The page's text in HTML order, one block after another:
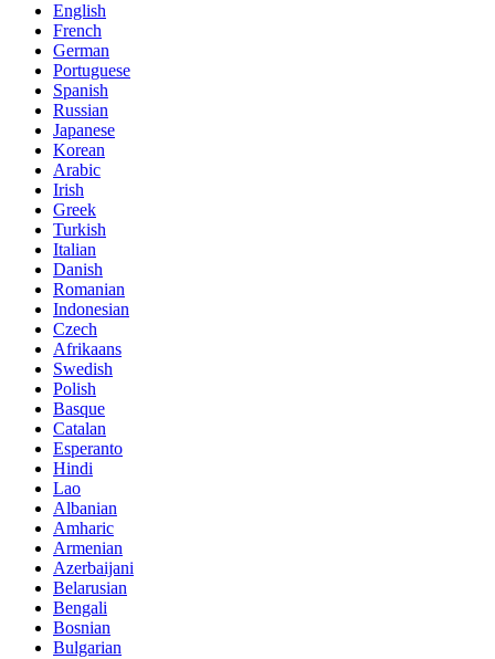
English
French
German
Portuguese
Spanish
Russian
Japanese
Korean
Arabic
Irish
Greek
Turkish
Italian
Danish
Romanian
Indonesian
Czech
Afrikaans
Swedish
Polish
Basque
Catalan
Esperanto
Hindi
Lao
Albanian
Amharic
Armenian
Azerbaijani
Belarusian
Bengali
Bosnian
Bulgarian